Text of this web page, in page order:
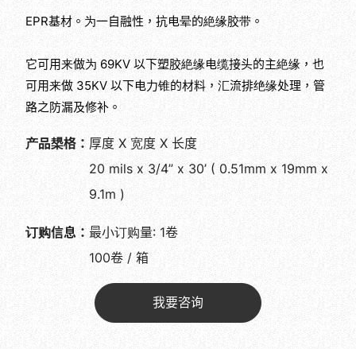
EPR基材。为一自融性，抗电晕的絶缘胶带。
它可用来做为 69KV 以下塑胶絶缘电缆接头的主絶缘，也
可用来做 35KV 以下电力锥的材料，汇流排绝缘处理，管
路之防漏及修补。
产品槼格： 厚度 X 宽度 X 长度
20 mils x 3/4” x 30’ ( 0.51mm x 19mm x
9.1m )
订购信息： 最小订购量: 1卷
100卷 / 箱
我要咨询